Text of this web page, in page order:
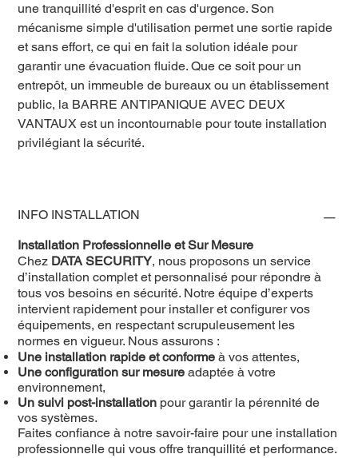
une tranquillité d'esprit en cas d'urgence. Son
mécanisme simple d'utilisation permet une sortie rapide
et sans effort, ce qui en fait la solution idéale pour
garantir une évacuation fluide. Que ce soit pour un
entrepôt, un immeuble de bureaux ou un établissement
public, la BARRE ANTIPANIQUE AVEC DEUX
VANTAUX est un incontournable pour toute installation
privilégiant la sécurité.
INFO INSTALLATION
Installation Professionnelle et Sur Mesure
Chez DATA SECURITY, nous proposons un service
d’installation complet et personnalisé pour répondre à
tous vos besoins en sécurité. Notre équipe d’experts
intervient rapidement pour installer et configurer vos
équipements, en respectant scrupuleusement les
normes en vigueur. Nous assurons :
Une installation rapide et conforme à vos attentes,
Une configuration sur mesure adaptée à votre
environnement,
Un suivi post-installation pour garantir la pérennité de
vos systèmes.
Faites confiance à notre savoir-faire pour une installation
professionnelle qui vous offre tranquillité et performance.